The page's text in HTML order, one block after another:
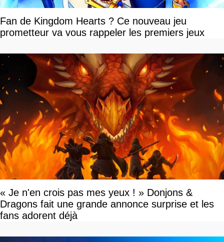
Fan de Kingdom Hearts ? Ce nouveau jeu
prometteur va vous rappeler les premiers jeux
« Je n'en crois pas mes yeux ! » Donjons &
Dragons fait une grande annonce surprise et les
fans adorent déjà